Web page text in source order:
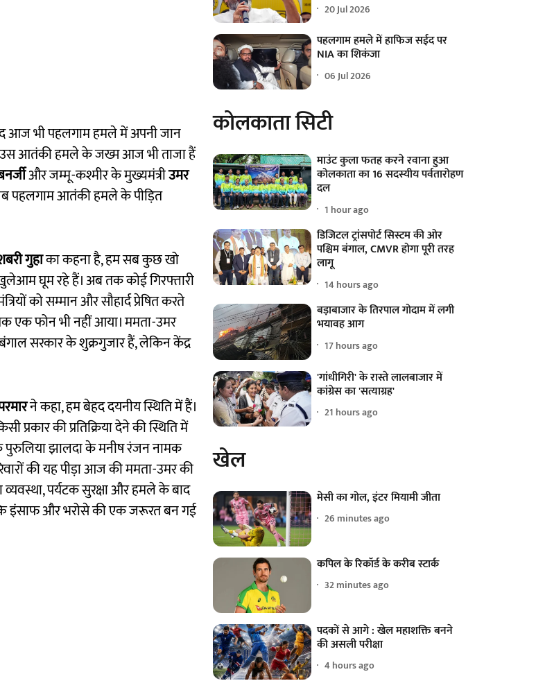
आज भी पहलगाम हमले में अपनी जान
उस आतंकी हमले के जख्म आज भी ताजा हैं
और जम्मू-कश्मीर के मुख्यमंत्रीउमर
पहलगाम आतंकी हमले के पीड़ित
गुहाका कहना है, हम सब कुछ खो
घूम रहे हैं। अब तक कोई गिरफ्तारी
को सम्मान और सौहार्द प्रेषित करते
एक फोन भी नहीं आया। ममता-उमर
सरकार के शुक्रगुजार हैं, लेकिन केंद्र
ने कहा, हम बेहद दयनीय स्थिति में हैं।
प्रकार की प्रतिक्रिया देने की स्थिति में
पुरुलिया झालदा के मनीष रंजन नामक
की यह पीड़ा आज की ममता-उमर की
पर्यटक सुरक्षा और हमले के बाद
इंसाफ और भरोसे की एक जरूरत बन गई
20 Jul 2026
पहलगाम हमले में हाफिज सईद पर
NIA का शिकंजा
06 Jul 2026
कोलकाता सिटी
माउंट कुला फतह करने रवाना हुआ
कोलकाता का 16 सदस्यीय पर्वतारोहण
दल
1 hour ago
डिजिटल ट्रांसपोर्ट सिस्टम की ओर
पश्चिम बंगाल, CMVR होगा पूरी तरह
लागू
14 hours ago
बड़ाबाजार के तिरपाल गोदाम में लगी
भयावह आग
17 hours ago
'गांधीगिरी' के रास्ते लालबाजार में
कांग्रेस का 'सत्याग्रह'
21 hours ago
खेल
मेसी का गोल, इंटर मियामी जीता
26 minutes ago
कपिल के रिकॉर्ड के करीब स्टार्क
32 minutes ago
पदकों से आगे : खेल महाशक्ति बनने
की असली परीक्षा
4 hours ago